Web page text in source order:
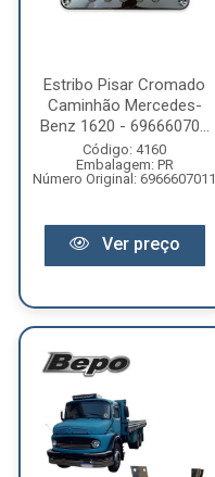
Estribo Pisar Cromado
Caminhão Mercedes-
Benz 1620 - 69666070...
Código: 4160
Embalagem: PR
Número Original: 6966607011
Ver preço